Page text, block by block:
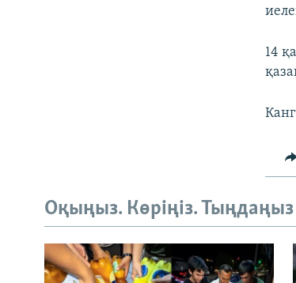
14
Оқыңыз. Көріңіз. Тыңдаңыз